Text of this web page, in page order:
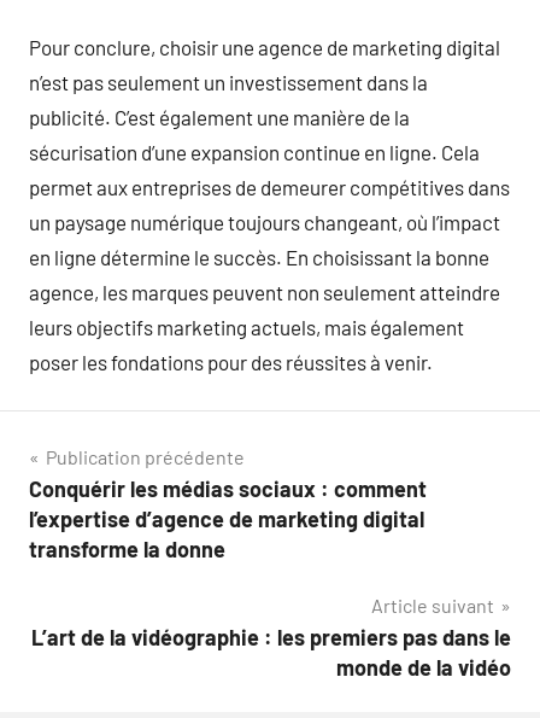
Pour conclure, choisir une agence de marketing digital
n’est pas seulement un investissement dans la
publicité. C’est également une manière de la
sécurisation d’une expansion continue en ligne. Cela
permet aux entreprises de demeurer compétitives dans
un paysage numérique toujours changeant, où l’impact
en ligne détermine le succès. En choisissant la bonne
agence, les marques peuvent non seulement atteindre
leurs objectifs marketing actuels, mais également
poser les fondations pour des réussites à venir.
Navigation
de
l’article
Publication précédente
Conquérir les médias sociaux : comment
l’expertise d’agence de marketing digital
transforme la donne
Article suivant
L’art de la vidéographie : les premiers pas dans le
monde de la vidéo